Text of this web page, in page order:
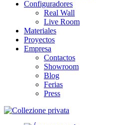
Configuradores
Real Wall
Live Room
Materiales
Proyectos
Empresa
Contactos
Showroom
Blog
Ferias
Press